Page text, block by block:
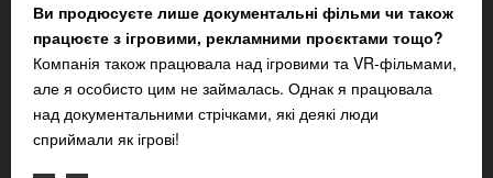
Ви продюсуєте лише документальні фільми чи також
працюєте з ігровими, рекламними проєктами тощо?
Компанія також працювала над ігровими та VR-фільмами,
але я особисто цим не займалась. Однак я працювала
над документальними стрічками, які деякі люди
сприймали як ігрові!